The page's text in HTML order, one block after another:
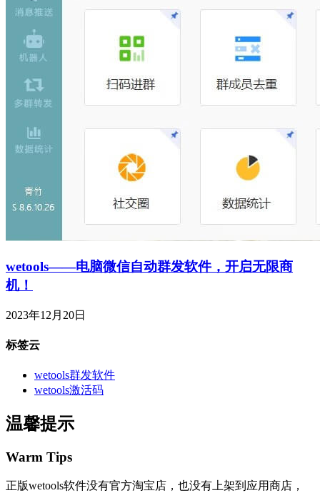
wetools——电脑微信自动群发软件，开启无限商
机！
2023年12月20日
标签云
wetools群发软件
wetools激活码
温馨提示
Warm Tips
正版wetools软件没有官方淘宝店，也没有上架到应用商店，